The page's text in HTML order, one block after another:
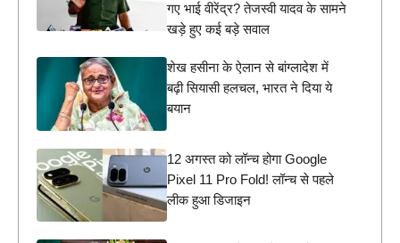
गए भाई वीरेंद्र? तेजस्वी यादव के सामने
खड़े हुए कई बड़े सवाल
शेख हसीना के ऐलान से बांग्लादेश में
बढ़ी सियासी हलचल, भारत ने दिया ये
बयान
12 अगस्त को लॉन्च होगा Google
Pixel 11 Pro Fold! लॉन्च से पहले
लीक हुआ डिजाइन